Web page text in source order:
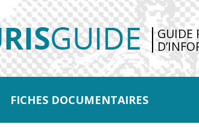
GUIDE
FICHES DOCUMENTAIRES